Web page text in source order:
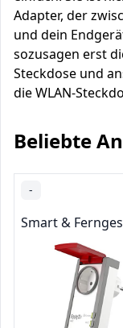
Adapter, der
und dein
sozusagen erst
Steckdose und
die WLAN-
Beliebte
-
Smart &